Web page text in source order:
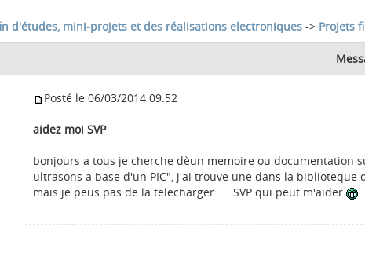
d'études, mini-projets et des réalisations electroniques -> Projets
Posté le 06/03/2014 09:52
aidez moi SVP
bonjours a tous je cherche dèun memoire ou documentation
ultrasons a base d'un PIC", j'ai trouve une dans la
mais je peus pas de la telecharger .... SVP qui peut m'aider